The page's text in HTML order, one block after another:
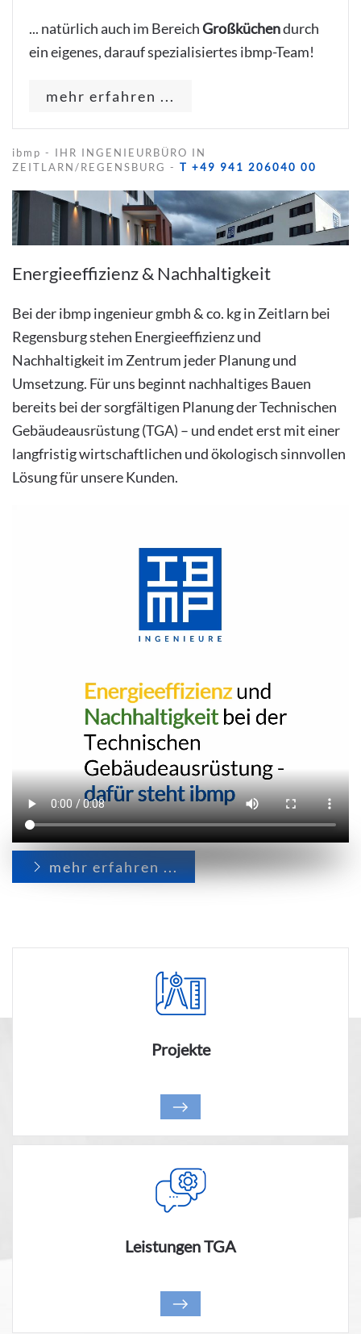
... natürlich auch im BereichGroßküchendurch
ein eigenes, darauf spezialisiertes ibmp-Team!
mehr erfahren ...
ibmp - IHR INGENIEURBÜRO IN
ZEITLARN/REGENSBURG - T +49 941 206040 00
Energieeffizienz & Nachhaltigkeit
Bei der ibmp ingenieur gmbh & co. kg in Zeitlarn bei
Regensburg stehen Energieeffizienz und
Nachhaltigkeit im Zentrum jeder Planung und
Umsetzung. Für uns beginnt nachhaltiges Bauen
bereits bei der sorgfältigen Planung der Technischen
Gebäudeausrüstung (TGA) – und endet erst mit einer
langfristig wirtschaftlichen und ökologisch sinnvollen
Lösung für unsere Kunden.
mehr erfahren ...
Projekte
Leistungen TGA